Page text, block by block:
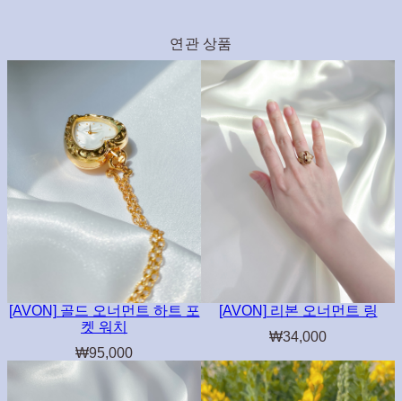
연관 상품
[AVON] 골드 오너먼트 하트 포
켓 워치
₩95,000
[AVON] 리본 오너먼트 링
₩34,000